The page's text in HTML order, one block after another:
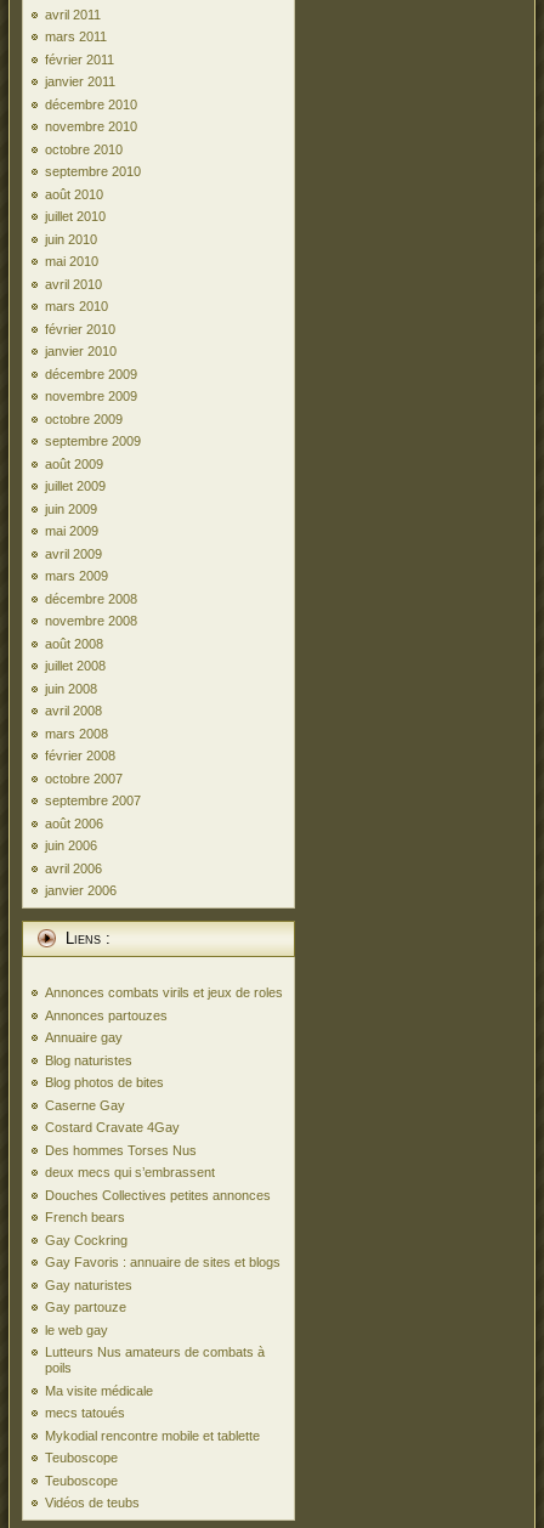
avril 2011
mars 2011
février 2011
janvier 2011
décembre 2010
novembre 2010
octobre 2010
septembre 2010
août 2010
juillet 2010
juin 2010
mai 2010
avril 2010
mars 2010
février 2010
janvier 2010
décembre 2009
novembre 2009
octobre 2009
septembre 2009
août 2009
juillet 2009
juin 2009
mai 2009
avril 2009
mars 2009
décembre 2008
novembre 2008
août 2008
juillet 2008
juin 2008
avril 2008
mars 2008
février 2008
octobre 2007
septembre 2007
août 2006
juin 2006
avril 2006
janvier 2006
Liens :
Annonces combats virils et jeux de roles
Annonces partouzes
Annuaire gay
Blog naturistes
Blog photos de bites
Caserne Gay
Costard Cravate 4Gay
Des hommes Torses Nus
deux mecs qui s’embrassent
Douches Collectives petites annonces
French bears
Gay Cockring
Gay Favoris : annuaire de sites et blogs
Gay naturistes
Gay partouze
le web gay
Lutteurs Nus amateurs de combats à
poils
Ma visite médicale
mecs tatoués
Mykodial rencontre mobile et tablette
Teuboscope
Teuboscope
Vidéos de teubs